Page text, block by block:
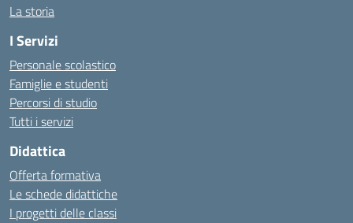
La storia
I Servizi
Personale scolastico
Famiglie e studenti
Percorsi di studio
Tutti i servizi
Didattica
Offerta formativa
Le schede didattiche
I progetti delle classi